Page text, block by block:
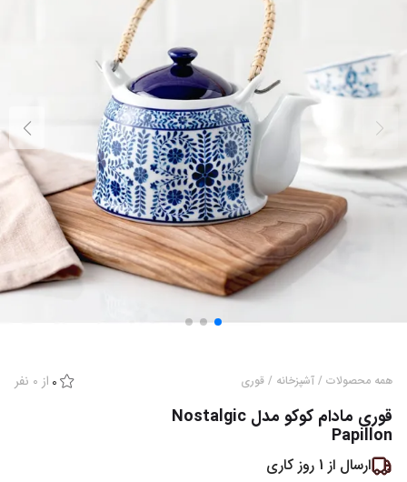
همه محصولات / آشپزخانه / قوری 0 از 0 نفر
قوری مادام کوکو مدل Nostalgic
Papillon
ارسال از 1 روز کاری